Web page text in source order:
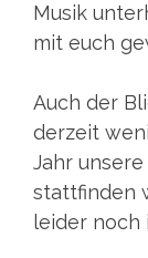
Musik
mit euch
Auch der
derzeit
Jahr
stattfinden
leider noch